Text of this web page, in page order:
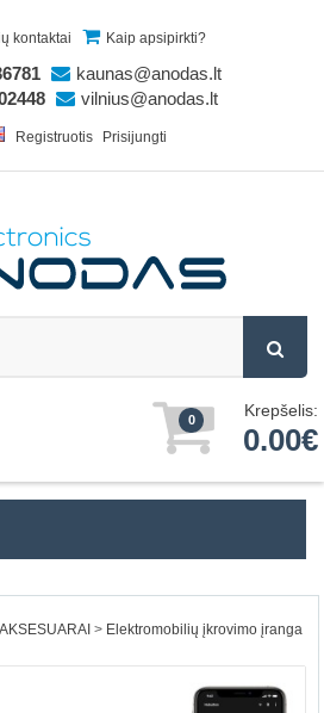
kontaktai Kaip apsipirkti?
kaunas@anodas.lt
vilnius@anodas.lt
Registruotis Prisijungti
0 Krepšelis:
0.00€
Elektromobilių įkrovimo įranga